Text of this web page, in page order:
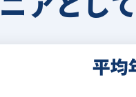
アとして